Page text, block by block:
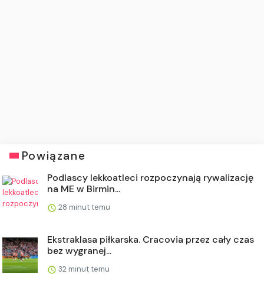
Powiązane
Podlascy lekkoatleci rozpoczynają rywalizację
na ME w Birmin...
28 minut temu
Ekstraklasa piłkarska. Cracovia przez cały czas
bez wygranej...
32 minut temu